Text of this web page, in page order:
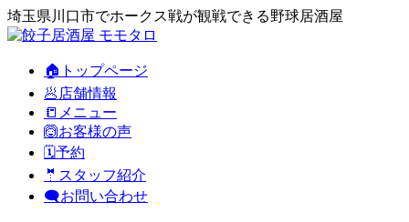
埼玉県川口市でホークス戦が観戦できる野球居酒屋
🏠トップページ
🥟店舗情報
📒メニュー
🙆お客様の声
🗓️予約
🤵スタッフ紹介
🗨️お問い合わせ